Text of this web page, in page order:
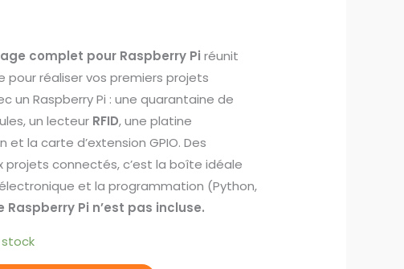
complet pour Raspberry Pi réunit
pour réaliser vos premiers projets
un Raspberry Pi : une quarantaine de
un lecteur RFID, une platine
et la carte d’extension GPIO. Des
projets connectés, c’est la boîte idéale
et la programmation (Python,
Raspberry Pi n’est pas incluse.
stock